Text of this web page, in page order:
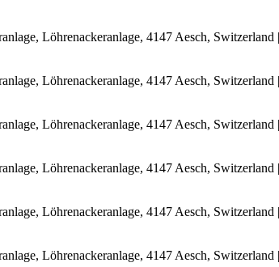
Löhrenackeranlage, 4147 Aesch, Switzerland |
Löhrenackeranlage, 4147 Aesch, Switzerland |
Löhrenackeranlage, 4147 Aesch, Switzerland |
Löhrenackeranlage, 4147 Aesch, Switzerland |
Löhrenackeranlage, 4147 Aesch, Switzerland |
Löhrenackeranlage, 4147 Aesch, Switzerland |